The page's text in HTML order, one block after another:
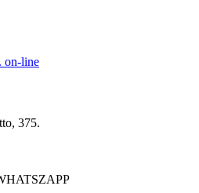
on-line
375.